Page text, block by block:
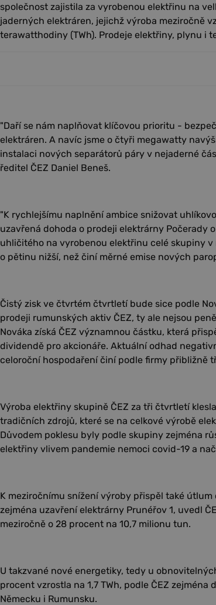
společnost zajistila za vyrobenou elektřinu na
jaderných elektráren, jejichž výroba meziročně
terawatthodiny (TWh). Prodeje elektřiny, plynu i
"Daří se nám naplňovat klíčovou prioritu -
elektráren. A navíc jsme o čtyři megawatty
instalaci nových separátorů páry v nejaderné
ředitel ČEZ Daniel Beneš.
"K rychlejšímu naplnění ambice snižovat
uzavřená dohoda o prodeji elektrárny Počerady
uhličitého na vyrobenou elektřinu celé skupiny
o pětinu nižší, než činí měrné emise nových
Čistý zisk ve čtvrtém čtvrtletí bude sice podle
prodeji rumunských aktiv ČEZ, ty ale nejsou
Nováka získá ČEZ významnou částku, která
dividendě pro akcionáře. Aktuální odhad
celoroční hospodaření činí podle firmy přibližně
Výroba elektřiny skupině ČEZ za tři čtvrtletí
tradičních zdrojů, které se na celkové výrobě
Důvodem poklesu byly podle skupiny zejména
elektřiny vlivem pandemie nemoci covid-19 a
K meziročnímu snížení výroby přispěl také
zejména uzavření elektrárny Prunéřov 1, uvedl
meziročně o 28 procent na 10,7 milionu tun.
U takzvané nové energetiky, tedy u
procent vzrostla na 1,7 TWh, podle ČEZ
Německu i Rumunsku.